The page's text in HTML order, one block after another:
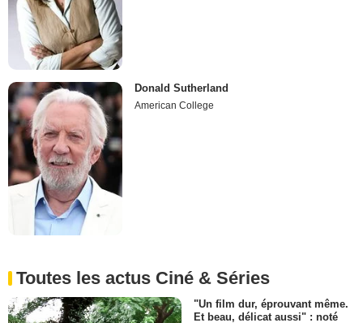
Donald Sutherland
American College
Toutes les actus Ciné & Séries
"Un film dur, éprouvant même.
Et beau, délicat aussi" : noté